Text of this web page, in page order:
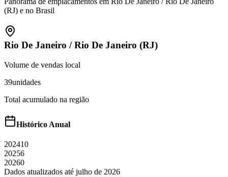
(RJ) e no Brasil
Rio De Janeiro /Rio De Janeiro (RJ)
Volume de vendas local
39unidades
Total acumulado na região
Histórico Anual
202410
20256
20260
Dados atualizados até julho de 2026